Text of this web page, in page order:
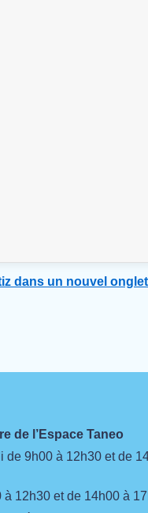
dans un nouvel
de l’Espace Taneo
de 9h00 à 12h30 et de
à 12h30 et de 14h00 à